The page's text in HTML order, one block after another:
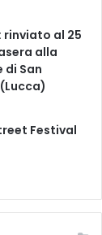
rinviato al 25
alla
di San
Festival